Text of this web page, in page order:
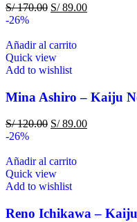
S/170.00 S/89.00
-26%
Añadir al carrito
Quick view
Add to wishlist
Mina Ashiro – Kaiju
S/120.00 S/89.00
-26%
Añadir al carrito
Quick view
Add to wishlist
Reno Ichikawa –